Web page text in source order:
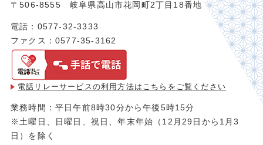
〒506-8555 岐阜県高山市花岡町2丁目18番地
電話：0577-32-3333
ファクス：0577-35-3162
電話リレーサービスの利用方法は こちらをご覧ください
業務時間：平日午前8時30分から午後5時15分
※土曜日、日曜日、祝日、年末年始（12月29日から1月3
日）を除く